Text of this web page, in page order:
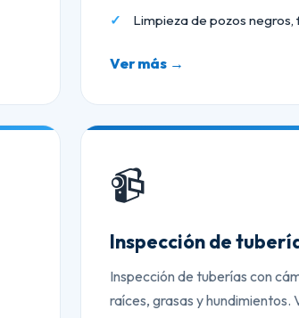
Limpieza de pozos
Ver más →
📹
Inspección de
Inspección de tuberías con
raíces, grasas y hundimientos.